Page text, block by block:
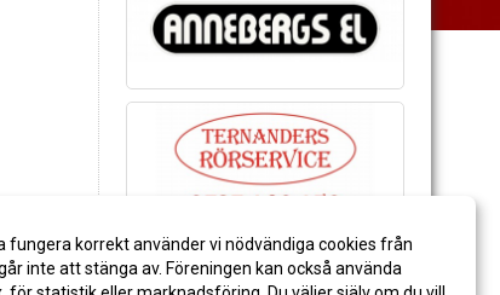
fungera korrekt använder vi nödvändiga cookies från
inte att stänga av. Föreningen kan också använda